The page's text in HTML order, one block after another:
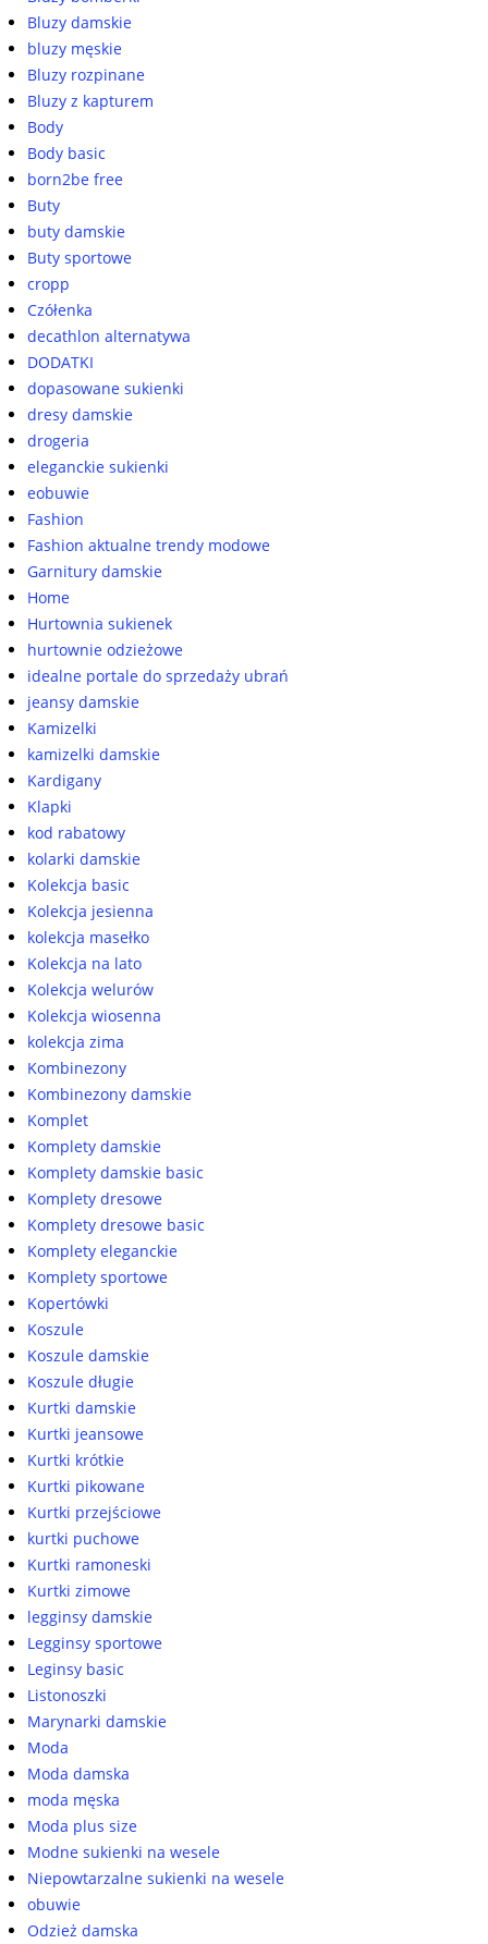
Bluzy damskie
bluzy męskie
Bluzy rozpinane
Bluzy z kapturem
Body
Body basic
born2be free
Buty
buty damskie
Buty sportowe
cropp
Czółenka
decathlon alternatywa
DODATKI
dopasowane sukienki
dresy damskie
drogeria
eleganckie sukienki
eobuwie
Fashion
Fashion aktualne trendy modowe
Garnitury damskie
Home
Hurtownia sukienek
hurtownie odzieżowe
idealne portale do sprzedaży ubrań
jeansy damskie
Kamizelki
kamizelki damskie
Kardigany
Klapki
kod rabatowy
kolarki damskie
Kolekcja basic
Kolekcja jesienna
kolekcja masełko
Kolekcja na lato
Kolekcja welurów
Kolekcja wiosenna
kolekcja zima
Kombinezony
Kombinezony damskie
Komplet
Komplety damskie
Komplety damskie basic
Komplety dresowe
Komplety dresowe basic
Komplety eleganckie
Komplety sportowe
Kopertówki
Koszule
Koszule damskie
Koszule długie
Kurtki damskie
Kurtki jeansowe
Kurtki krótkie
Kurtki pikowane
Kurtki przejściowe
kurtki puchowe
Kurtki ramoneski
Kurtki zimowe
legginsy damskie
Legginsy sportowe
Leginsy basic
Listonoszki
Marynarki damskie
Moda
Moda damska
moda męska
Moda plus size
Modne sukienki na wesele
Niepowtarzalne sukienki na wesele
obuwie
Odzież damska